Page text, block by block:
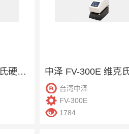
中泽 FV-800E 维克氏硬度计
台湾中泽
FV-300E
1784